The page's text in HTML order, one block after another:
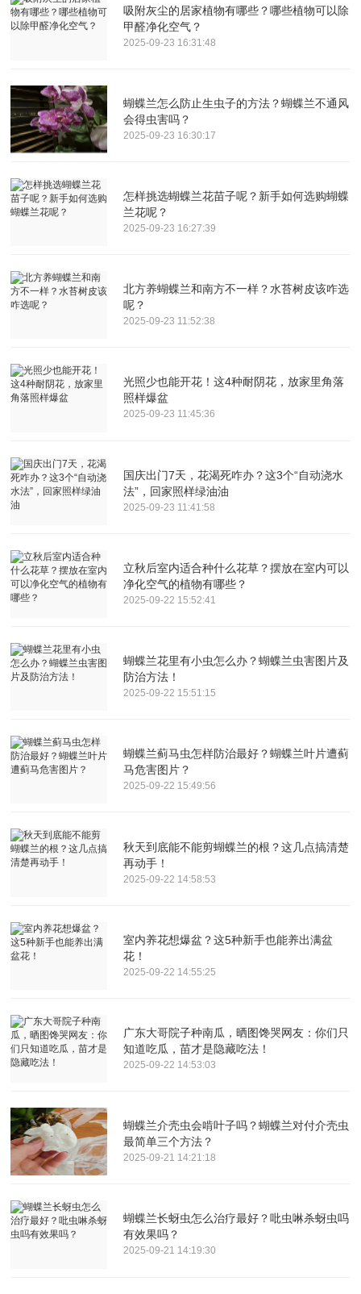
吸附灰尘的居家植物有哪些？哪些植物可以除
甲醛净化空气？
2025-09-23 16:31:48
蝴蝶兰怎么防止生虫子的方法？蝴蝶兰不通风
会得虫害吗？
2025-09-23 16:30:17
怎样挑选蝴蝶兰花苗子呢？新手如何选购蝴蝶
兰花呢？
2025-09-23 16:27:39
北方养蝴蝶兰和南方不一样？水苔树皮该咋选
呢？
2025-09-23 11:52:38
光照少也能开花！这4种耐阴花，放家里角落
照样爆盆
2025-09-23 11:45:36
国庆出门7天，花渴死咋办？这3个“自动浇水
法”，回家照样绿油油
2025-09-23 11:41:58
立秋后室内适合种什么花草？摆放在室内可以
净化空气的植物有哪些？
2025-09-22 15:52:41
蝴蝶兰花里有小虫怎么办？蝴蝶兰虫害图片及
防治方法！
2025-09-22 15:51:15
蝴蝶兰蓟马虫怎样防治最好？蝴蝶兰叶片遭蓟
马危害图片？
2025-09-22 15:49:56
秋天到底能不能剪蝴蝶兰的根？这几点搞清楚
再动手！
2025-09-22 14:58:53
室内养花想爆盆？这5种新手也能养出满盆
花！
2025-09-22 14:55:25
广东大哥院子种南瓜，晒图馋哭网友：你们只
知道吃瓜，苗才是隐藏吃法！
2025-09-22 14:53:03
蝴蝶兰介壳虫会啃叶子吗？蝴蝶兰对付介壳虫
最简单三个方法？
2025-09-21 14:21:18
蝴蝶兰长蚜虫怎么治疗最好？吡虫啉杀蚜虫吗
有效果吗？
2025-09-21 14:19:30